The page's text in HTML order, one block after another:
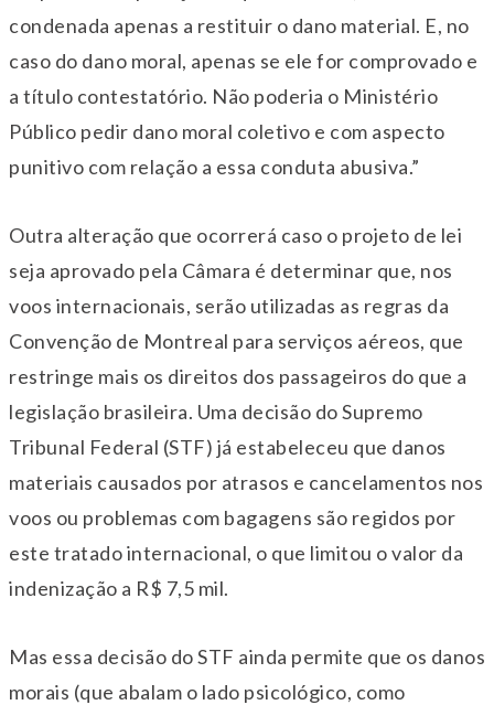
condenada apenas a restituir o dano material. E, no
caso do dano moral, apenas se ele for comprovado e
a título contestatório. Não poderia o Ministério
Público pedir dano moral coletivo e com aspecto
punitivo com relação a essa conduta abusiva.”
Outra alteração que ocorrerá caso o projeto de lei
seja aprovado pela Câmara é determinar que, nos
voos internacionais, serão utilizadas as regras da
Convenção de Montreal para serviços aéreos, que
restringe mais os direitos dos passageiros do que a
legislação brasileira. Uma decisão do Supremo
Tribunal Federal (STF) já estabeleceu que danos
materiais causados por atrasos e cancelamentos nos
voos ou problemas com bagagens são regidos por
este tratado internacional, o que limitou o valor da
indenização a R$ 7,5 mil.
Mas essa decisão do STF ainda permite que os danos
morais (que abalam o lado psicológico, como